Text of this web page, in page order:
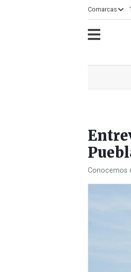
Comarcas
Conocemos